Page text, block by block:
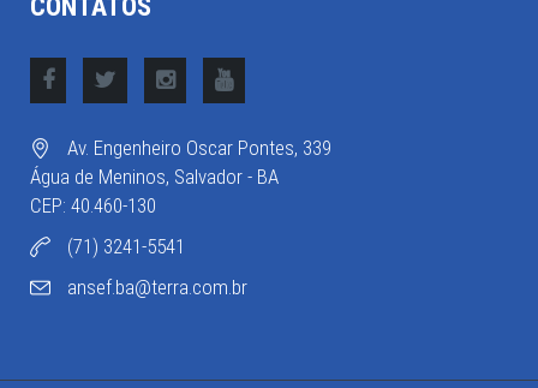
CONTATOS
Av. Engenheiro Oscar Pontes, 339
Água de Meninos, Salvador - BA
CEP: 40.460-130
(71) 3241-5541
ansef.ba@terra.com.br